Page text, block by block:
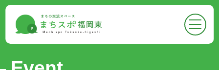
●トップページ
Top
●まちスポについて